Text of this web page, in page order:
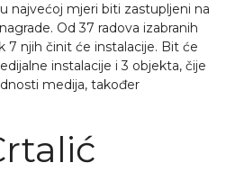
najvećoj mjeri biti zastupljeni na
Od 37 radova izabranih
7 njih činit će instalacije. Bit će
instalacije i 3 objekta, čije
medija, također